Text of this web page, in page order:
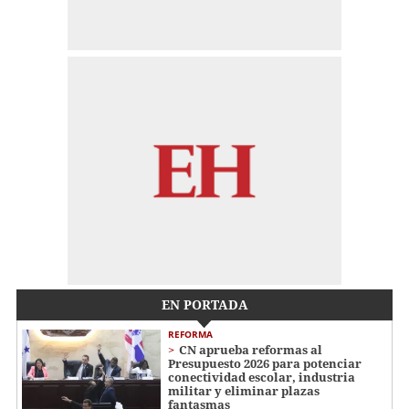
EN PORTADA
REFORMA
CN aprueba reformas al
Presupuesto 2026 para potenciar
conectividad escolar, industria
militar y eliminar plazas
fantasmas